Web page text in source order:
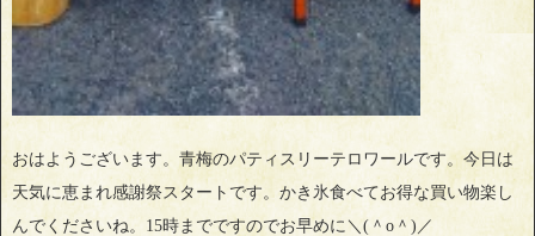
おはようございます。青梅のパティスリーテロワールです。今日は
天気に恵まれ感謝祭スタートです。かき氷食べてお得な買い物楽し
んでくださいね。15時までですのでお早めに＼(＾o＾)／